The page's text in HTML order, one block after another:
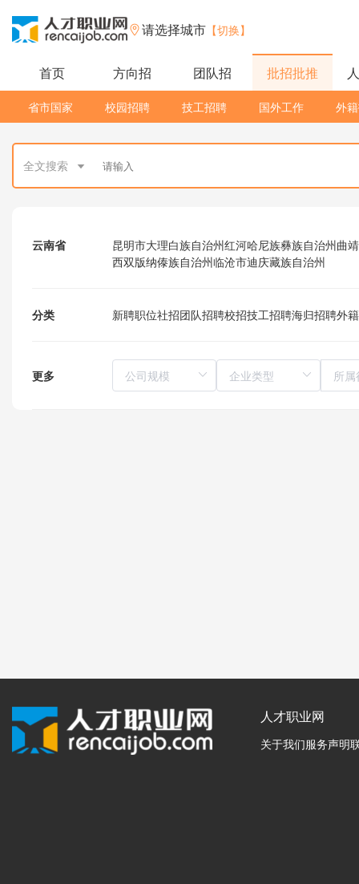
请选择城市 【切换】
首页 方向招 团队招 批招批推
省市国家 校园招聘 技工招聘 国外工作 外
全文搜索
云南省 昆明市大理白族自治州红河哈尼族彝族自治州曲
西双版纳傣族自治州临沧市迪庆藏族自治州
分类 新聘职位社招团队招聘校招技工招聘海归招聘外
更多 所
人才职业网
关于我们服务声明